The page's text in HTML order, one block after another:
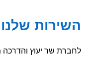
השירות שלנו
לחברת שר יעוץ